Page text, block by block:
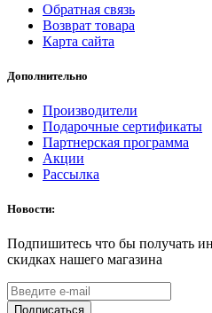
Обратная связь
Возврат товара
Карта сайта
Дополнительно
Производители
Подарочные сертификаты
Партнерская программа
Акции
Рассылка
Новости:
Подпишитесь что бы получать
скидках нашего магазина
Подписаться